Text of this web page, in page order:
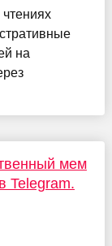
на
мем
Telegram.